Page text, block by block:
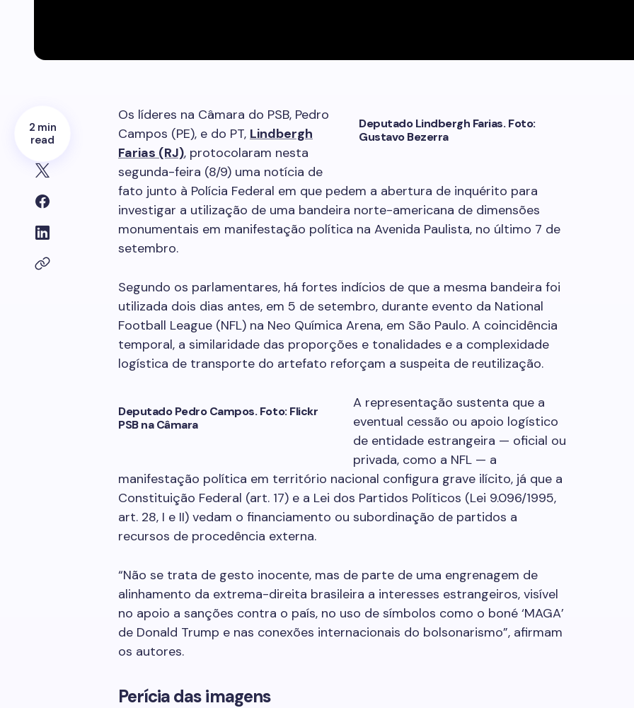
2 min
read
Deputado Lindbergh Farias. Foto:
Gustavo Bezerra
Os líderes na Câmara do PSB, Pedro
Campos (PE), e do PT, Lindbergh
Farias (RJ), protocolaram nesta
segunda-feira (8/9) uma notícia de
fato junto à Polícia Federal em que pedem a abertura de inquérito para
investigar a utilização de uma bandeira norte-americana de dimensões
monumentais em manifestação política na Avenida Paulista, no último 7 de
setembro.
Segundo os parlamentares, há fortes indícios de que a mesma bandeira foi
utilizada dois dias antes, em 5 de setembro, durante evento da National
Football League (NFL) na Neo Química Arena, em São Paulo. A coincidência
temporal, a similaridade das proporções e tonalidades e a complexidade
logística de transporte do artefato reforçam a suspeita de reutilização.
Deputado Pedro Campos. Foto: Flickr
PSB na Câmara
A representação sustenta que a
eventual cessão ou apoio logístico
de entidade estrangeira — oficial ou
privada, como a NFL — a
manifestação política em território nacional configura grave ilícito, já que a
Constituição Federal (art. 17) e a Lei dos Partidos Políticos (Lei 9.096/1995,
art. 28, I e II) vedam o financiamento ou subordinação de partidos a
recursos de procedência externa.
“Não se trata de gesto inocente, mas de parte de uma engrenagem de
alinhamento da extrema-direita brasileira a interesses estrangeiros, visível
no apoio a sanções contra o país, no uso de símbolos como o boné ‘MAGA’
de Donald Trump e nas conexões internacionais do bolsonarismo”, afirmam
os autores.
Perícia das imagens